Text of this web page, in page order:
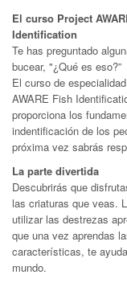
El curso Project
Identification
Te has preguntado
bucear, "¿Qué es eso?”
El curso de
AWARE Fish
proporciona los
indentificación de los
próxima vez sabrás
La parte divertida
Descubrirás que
las criaturas que veas.
utilizar las destrezas
que una vez aprendas
características, te
mundo.